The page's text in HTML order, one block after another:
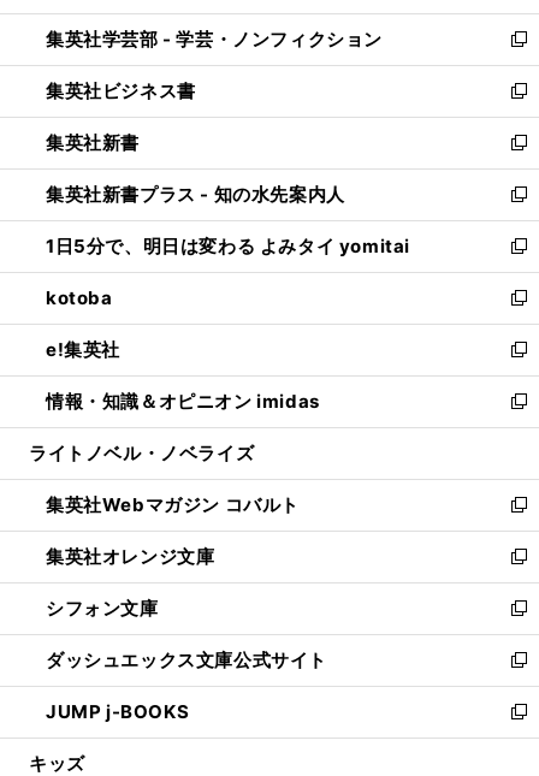
開
く
ウ
で
開
く
ン
ド
ウ
で
開
く
ウ
ィ
ン
ド
ウ
で
開
く
集英社学芸部 - 学芸・ノンフィクション
新
し
い
ウ
ィ
ン
ド
ウ
で
開
く
集英社ビジネス書
新
し
い
ウ
ィ
ン
ド
ウ
で
開
く
集英社新書
新
し
い
ウ
ィ
ン
ド
ウ
で
開
く
集英社新書プラス - 知の水先案内人
新
し
い
ウ
ィ
ン
ド
ウ
で
開
1日5分で、明日は変わる よみタイ yomitai
新
し
い
ウ
ィ
ン
ド
ウ
開
く
kotoba
新
し
い
ウ
ィ
ン
ウ
で
開
く
e!集英社
新
し
い
ウ
ン
ド
ウ
で
開
く
情報・知識＆オピニオン imidas
新
し
ウ
ィ
ン
ド
ウ
で
開
く
ライトノベル・ノベライズ
集英社Webマガジン コバルト
新
し
い
ウ
ィ
ン
ド
ウ
で
開
集英社オレンジ文庫
新
し
い
ウ
ィ
ン
ド
ウ
シフォン文庫
新
し
い
ウ
ィ
ン
ダッシュエックス文庫公式サイト
新
し
い
ウ
JUMP j-BOOKS
新
し
キッズ